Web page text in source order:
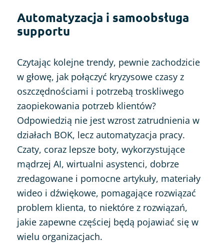
Automatyzacja i samoobsługa
supportu
Czytając kolejne trendy, pewnie zachodzicie
w głowę, jak połączyć kryzysowe czasy z
oszczędnościami i potrzebą troskliwego
zaopiekowania potrzeb klientów?
Odpowiedzią nie jest wzrost zatrudnienia w
działach BOK, lecz automatyzacja pracy.
Czaty, coraz lepsze boty, wykorzystujące
mądrzej AI, wirtualni asystenci, dobrze
zredagowane i pomocne artykuły, materiały
wideo i dźwiękowe, pomagające rozwiązać
problem klienta, to niektóre z rozwiązań,
jakie zapewne częściej będą pojawiać się w
wielu organizacjach.